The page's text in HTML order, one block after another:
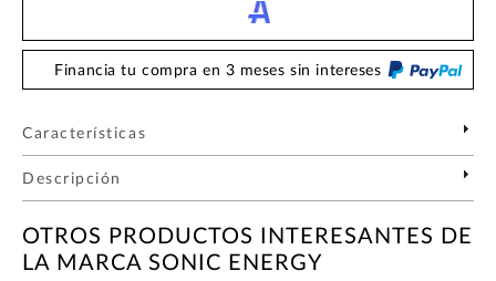
Financia tu compra en 3 meses sin intereses
Características
Descripción
OTROS PRODUCTOS INTERESANTES DE
LA MARCA SONIC ENERGY